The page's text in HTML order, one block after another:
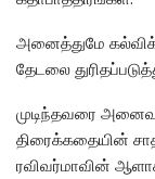
அனைத்துமே
தேடலை
முடிந்தவரை
திரைக்கதையின்
ரவிவர்மாவின்